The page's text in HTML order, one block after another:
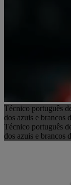
Técnico português
dos azuis e brancos
Técnico português
dos azuis e brancos